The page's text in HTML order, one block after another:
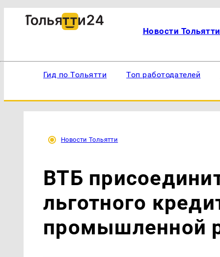
Новости Тольятти
Гид по Тольятти Топ работодателей
Новости Тольятти
ВТБ
льготного
промышленной